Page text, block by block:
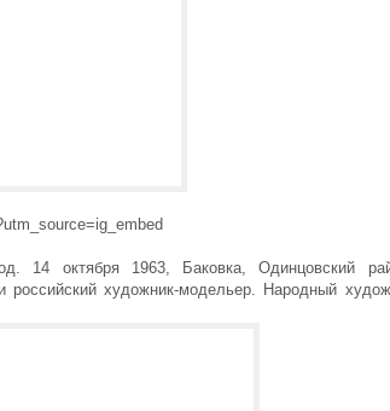
14 октября 1963, Баковка, Одинцовский
российский художник-модельер. Народный